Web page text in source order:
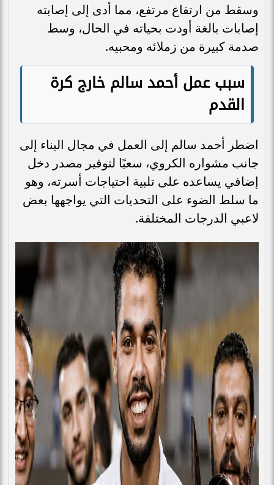
وسقط من ارتفاع مرتفع، مما أدى إلى إصابته
إصابات بالغة أودت بحياته في الحال، وسط
صدمة كبيرة من زملائه ومحبيه.
سبب عمل أحمد سالم خارج كرة
القدم
اضطر أحمد سالم إلى العمل في مجال البناء إلى
جانب مشواره الكروي، سعيًا لتوفير مصدر دخل
إضافي يساعده على تلبية احتياجات أسرته، وهو
ما سلط الضوء على التحديات التي يواجهها بعض
لاعبي الدرجات المختلفة.